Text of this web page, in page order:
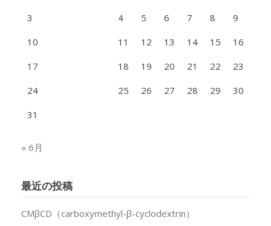
3
4 5 6 7 8
9
10
11 12 13 14 15
16
17
18 19 20 21 22
23
24
25 26 27 28 29
30
31
« 6月
最近の投稿
CMβCD（carboxymethyl-β-cyclodextrin）